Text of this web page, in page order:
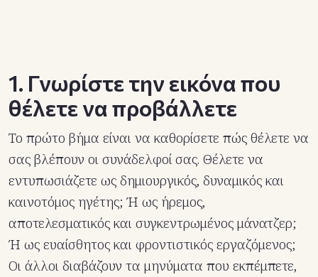
1. Γνωρίστε την εικόνα που
θέλετε να προβάλλετε
Το πρώτο βήμα είναι να καθορίσετε πώς θέλετε να
σας βλέπουν οι συνάδελφοί σας. Θέλετε να
εντυπωσιάζετε ως δημιουργικός, δυναμικός και
καινοτόμος ηγέτης; Ή ως ήρεμος,
αποτελεσματικός και συγκεντρωμένος μάνατζερ;
Ή ως ευαίσθητος και φροντιστικός εργαζόμενος;
Οι άλλοι διαβάζουν τα μηνύματα που εκπέμπετε,